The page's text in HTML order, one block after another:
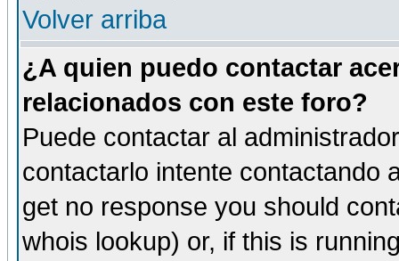
Volver arriba
¿A quien puedo contactar
relacionados con este foro?
Puede contactar al
contactarlo intente contactando
get no response you should
whois lookup) or, if this is